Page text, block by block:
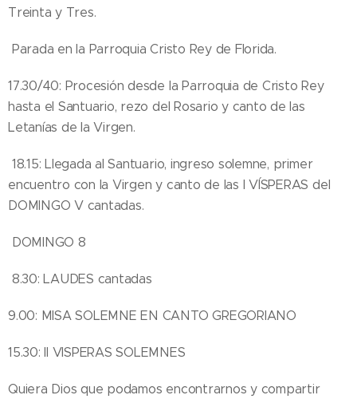
Treinta y Tres.
Parada en la Parroquia Cristo Rey de Florida.
17.30/40: Procesión desde la Parroquia de Cristo Rey
hasta el Santuario, rezo del Rosario y canto de las
Letanías de la Virgen.
18.15: Llegada al Santuario, ingreso solemne, primer
encuentro con la Virgen y canto de las I VÍSPERAS del
DOMINGO V cantadas.
DOMINGO 8
8.30: LAUDES cantadas
9.00: MISA SOLEMNE EN CANTO GREGORIANO
15.30: II VISPERAS SOLEMNES
Quiera Dios que podamos encontrarnos y compartir